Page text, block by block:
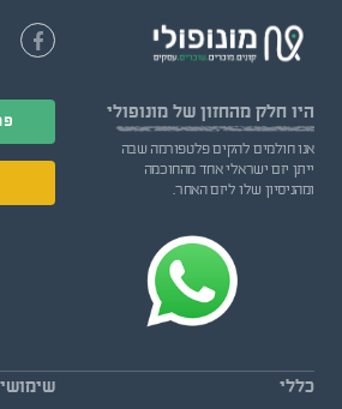
היו חלק מהחזון של מונופולי
אנו חולמים להקים פלטפורמה שבה
ייתן יזם ישראלי אחד מהחוכמה
ומהניסיון שלו ליזם האחר.
כללי שימושי